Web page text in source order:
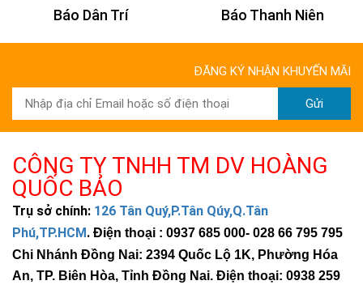
Báo Thanh Niên Báo Kinh Tế Châu Á
ĐĂNG KÝ NHẬN KHUYẾN MÃI
Gửi
CÔNG TY TNHH TM DV HOÀNG
QUỐC BẢO
Trụ sở chính: 126 Tân Quý,P.Tân Qúy,Q.Tân
Phú,TP.HCM. Điện thoại : 0937 685 000- 028 66 795 795
Chi Nhánh Đồng Nai: 2394 Quốc Lộ 1K, Phường Hóa
An, TP. Biên Hòa, Tỉnh Đồng Nai. Điện thoại: 0938 259